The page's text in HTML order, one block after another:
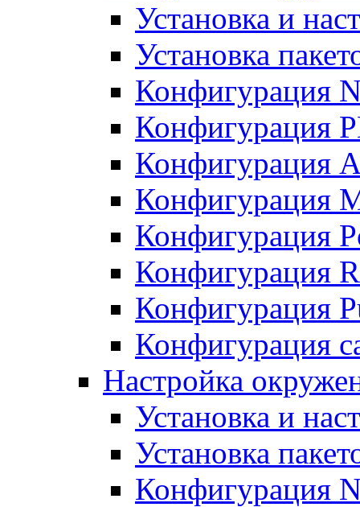
Установка и
Установка
Конфигурация
Конфигурация
Конфигурация
Конфигурация
Конфигурация
Конфигурация
Конфигурация
Конфигурация
Настройка
Установка и
Установка
Конфигурация